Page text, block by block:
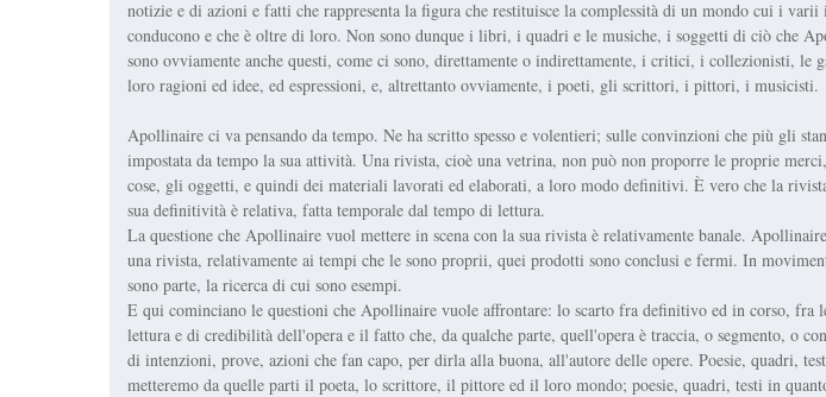
notizie e di azioni e fatti che rappresenta la figura che restituisce la complessità di un mondo cui i
conducono e che è oltre di loro. Non sono dunque i libri, i quadri e le musiche, i soggetti di ciò che
sono ovviamente anche questi, come ci sono, direttamente o indirettamente, i critici, i collezionisti, le
loro ragioni ed idee, ed espressioni, e, altrettanto ovviamente, i poeti, gli scrittori, i pittori, i musicisti.
Apollinaire ci va pensando da tempo. Ne ha scritto spesso e volentieri; sulle convinzioni che più gli
impostata da tempo la sua attività. Una rivista, cioè una vetrina, non può non proporre le proprie
cose, gli oggetti, e quindi dei materiali lavorati ed elaborati, a loro modo definitivi. È vero che la
sua definitività è relativa, fatta temporale dal tempo di lettura.
La questione che Apollinaire vuol mettere in scena con la sua rivista è relativamente banale.
una rivista, relativamente ai tempi che le sono proprii, quei prodotti sono conclusi e fermi. In
sono parte, la ricerca di cui sono esempi.
E qui cominciano le questioni che Apollinaire vuole affrontare: lo scarto fra definitivo ed in corso, fra
lettura e di credibilità dell'opera e il fatto che, da qualche parte, quell'opera è traccia, o segmento, o
di intenzioni, prove, azioni che fan capo, per dirla alla buona, all'autore delle opere. Poesie, quadri,
metteremo da quelle parti il poeta, lo scrittore, il pittore ed il loro mondo; poesie, quadri, testi in